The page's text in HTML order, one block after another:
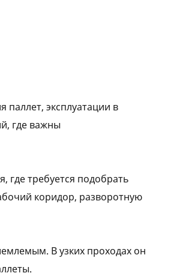
паллет, эксплуатации в
где важны
где требуется подобрать
коридор, разворотную
В узких проходах он